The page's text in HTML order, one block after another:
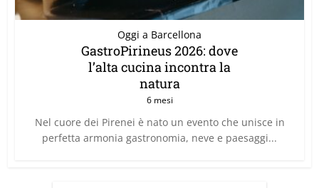
Oggi a Barcellona
GastroPirineus 2026: dove
l’alta cucina incontra la
natura
6 mesi
Nel cuore dei Pirenei è nato un evento che unisce in
perfetta armonia gastronomia, neve e paesaggi...